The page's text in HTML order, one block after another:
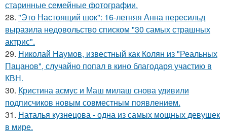
старинные семейные фотографии.
28. "Это Настоящий шок": 16-летняя Анна пересильд
выразила недовольство списком "30 самых страшных
актрис".
29. Николай Наумов, известный как Колян из "Реальных
Пацанов", случайно попал в кино благодаря участию в
КВН.
30. Кристина асмус и Маш милаш снова удивили
подписчиков новым совместным появлением.
31. Наталья кузнецова - одна из самых мощных девушек
в мире.